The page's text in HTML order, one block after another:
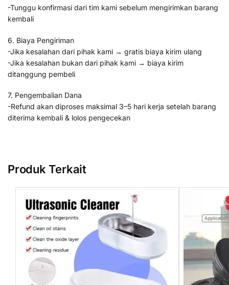
-Tunggu konfirmasi dari tim kami sebelum mengirimkan barang
kembali
6. Biaya Pengiriman
-Jika kesalahan dari pihak kami → gratis biaya kirim ulang
-Jika kesalahan bukan dari pihak kami → biaya kirim
ditanggung pembeli
7. Pengembalian Dana
-Refund akan diproses maksimal 3–5 hari kerja setelah barang
diterima kembali & lolos pengecekan
Produk Terkait